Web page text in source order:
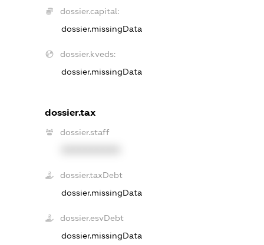
dossier.capital:
dossier.missingData
dossier.kveds:
dossier.missingData
dossier.tax
dossier.staff
dossier.taxDebt
dossier.missingData
dossier.esvDebt
dossier.missingData